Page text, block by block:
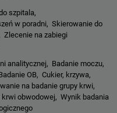
szpitala,
w poradni, Skierowanie do
Zlecenie na zabiegi
analitycznej, Badanie moczu,
OB, Cukier, krzywa,
na badanie grupy krwi,
obwodowej, Wynik badania